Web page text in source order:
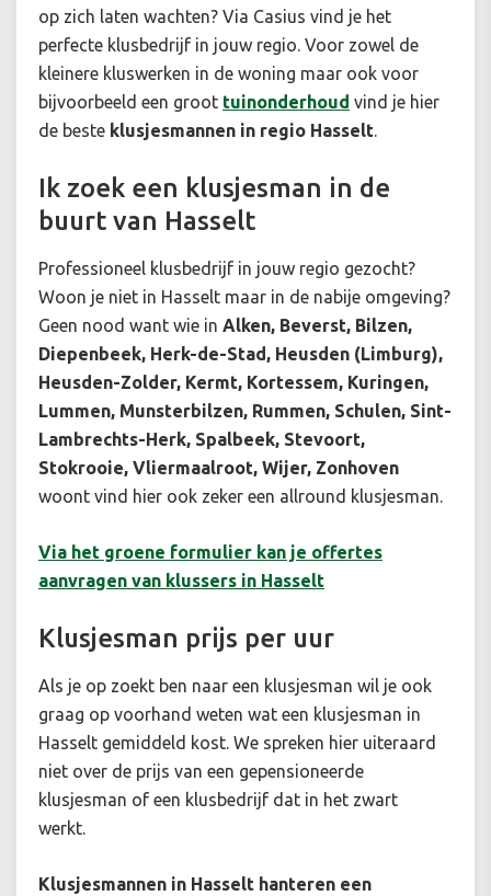
op zich laten wachten? Via Casius vind je het
perfecte klusbedrijf in jouw regio. Voor zowel de
kleinere kluswerken in de woning maar ook voor
bijvoorbeeld een groot tuinonderhoud vind je hier
de beste klusjesmannen in regio Hasselt.
Ik zoek een klusjesman in de
buurt van Hasselt
Professioneel klusbedrijf in jouw regio gezocht?
Woon je niet in Hasselt maar in de nabije omgeving?
Geen nood want wie in Alken, Beverst, Bilzen,
Diepenbeek, Herk-de-Stad, Heusden (Limburg),
Heusden-Zolder, Kermt, Kortessem, Kuringen,
Lummen, Munsterbilzen, Rummen, Schulen, Sint-
Lambrechts-Herk, Spalbeek, Stevoort,
Stokrooie, Vliermaalroot, Wijer, Zonhoven
woont vind hier ook zeker een allround klusjesman.
Via het groene formulier kan je offertes
aanvragen van klussers in Hasselt
Klusjesman prijs per uur
Als je op zoekt ben naar een klusjesman wil je ook
graag op voorhand weten wat een klusjesman in
Hasselt gemiddeld kost. We spreken hier uiteraard
niet over de prijs van een gepensioneerde
klusjesman of een klusbedrijf dat in het zwart
werkt.
Klusjesmannen in Hasselt hanteren een